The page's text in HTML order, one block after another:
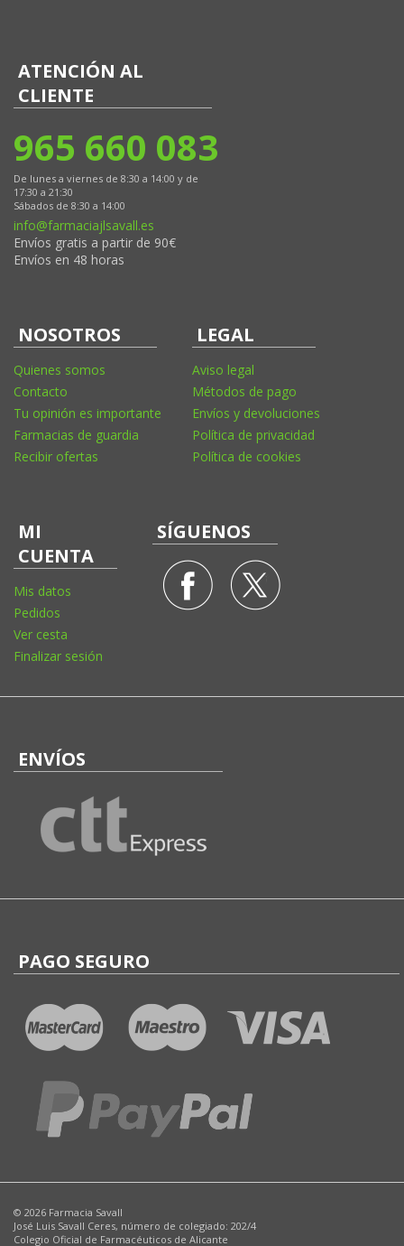
ATENCIÓN AL
CLIENTE
965 660 083
De lunes a viernes de 8:30 a 14:00 y de
17:30 a 21:30
Sábados de 8:30 a 14:00
info@farmaciajlsavall.es
Envíos gratis a partir de 90€
Envíos en 48 horas
NOSOTROS
Quienes somos
Contacto
Tu opinión es importante
Farmacias de guardia
Recibir ofertas
LEGAL
Aviso legal
Métodos de pago
Envíos y devoluciones
Política de privacidad
Política de cookies
MI
CUENTA
Mis datos
Pedidos
Ver cesta
Finalizar sesión
SÍGUENOS
ENVÍOS
PAGO SEGURO
© 2026 Farmacia Savall
José Luis Savall Ceres, número de colegiado: 202/4
Colegio Oficial de Farmacéuticos de Alicante